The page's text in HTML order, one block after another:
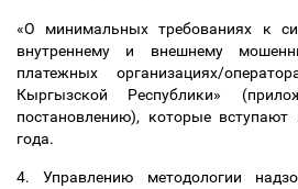
«О минимальных требованиях к
внутреннему и внешнему
платежных организациях/
Кыргызской Республики»
постановлению), которые
года.
4.Управлению методологии